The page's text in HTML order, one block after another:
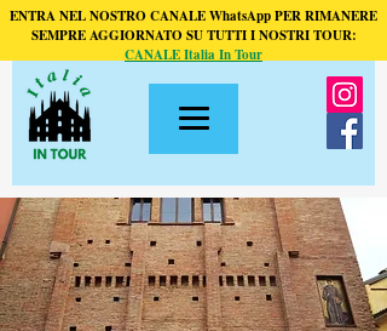
ENTRA NEL NOSTRO CANALE WhatsApp PER RIMANERE
SEMPRE AGGIORNATO SU TUTTI I NOSTRI TOUR:
CANALE Italia In Tour